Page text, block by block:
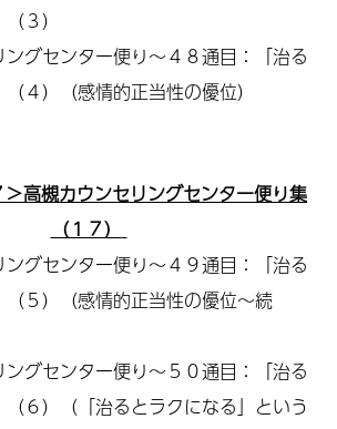
３）
ングセンター便り～４８通目：「治る
４）（感情的正当性の優位）
高槻カウンセリングセンター便り集
（１７）
ングセンター便り～４９通目：「治る
５）
（感情的正当性の優位～続
ングセンター便り～５０通目：「治る
６）
（「治るとラクになる」という